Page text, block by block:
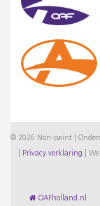
© 2026 Non-paint |
Privacy verklaring
OAFholland.nl